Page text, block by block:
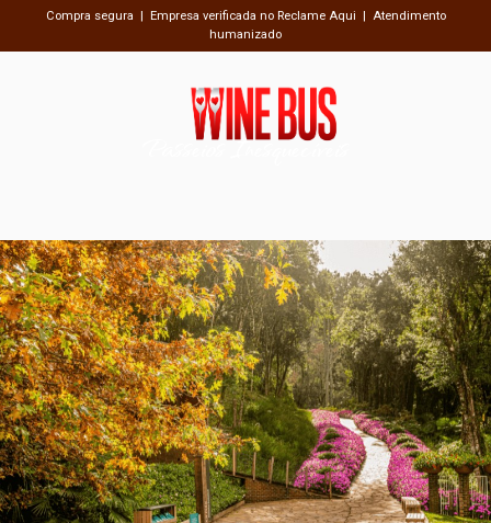
Compra segura | Empresa verificada no Reclame Aqui | Atendimento
humanizado
Passeios Inesquecíveis